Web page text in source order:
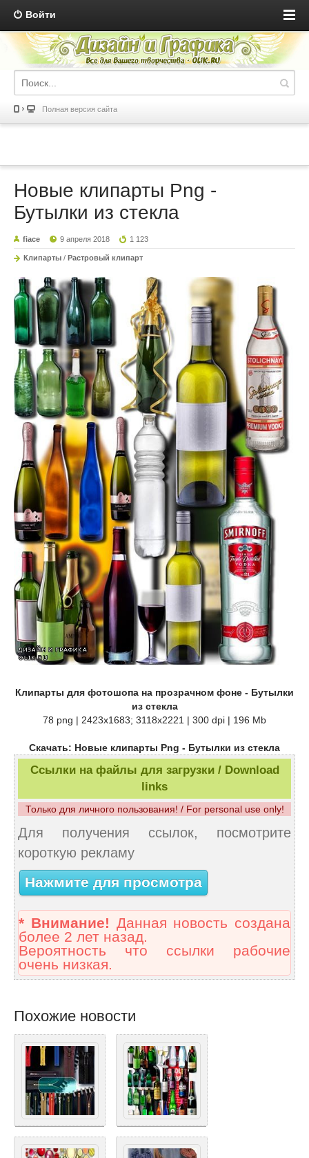
Войти
Полная версия сайта
Новые клипарты Png -
Бутылки из стекла
fiace 9 апреля 2018 1 123
Клипарты / Растровый клипарт
Клипарты для фотошопа на прозрачном фоне - Бутылки
из стекла
78 png | 2423x1683; 3118х2221 | 300 dpi | 196 Mb
Скачать: Новые клипарты Png - Бутылки из стекла
Ссылки на файлы для загрузки / Download
links
Только для личного пользования! / For personal use only!
Для получения ссылок, посмотрите
короткую рекламу
Нажмите для просмотра
* Внимание! Данная новость создана
более 2 лет назад.
Вероятность что ссылки рабочие
очень низкая.
Похожие новости